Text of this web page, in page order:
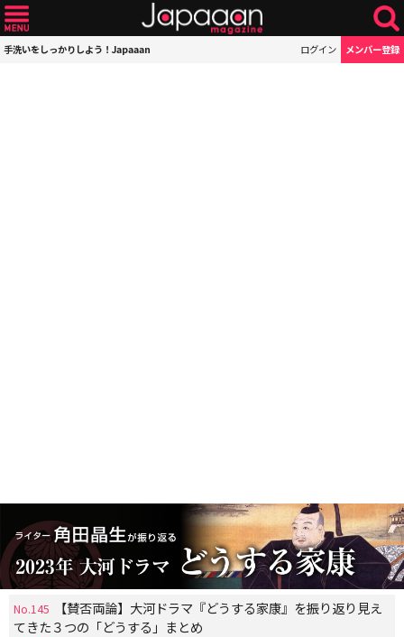
手洗いをしっかりしよう！Japaaan ログイン メンバー登録
No.145
【賛否両論】大河ドラマ『どうする家康』を振り返り見え
てきた３つの「どうする」まとめ